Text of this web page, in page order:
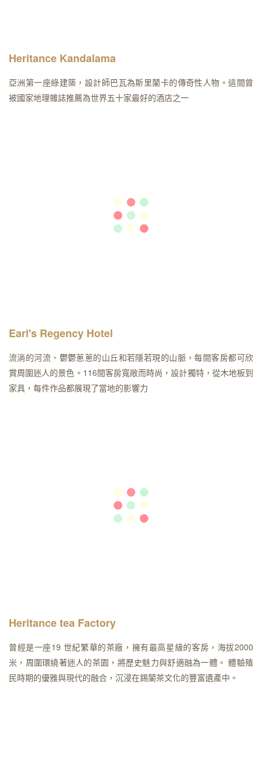
Heritance Kandalama
亞洲第一座綠建築，設計師巴瓦為斯里蘭卡的傳奇性人物。這間曾
被國家地理雜誌推薦為世界五十家最好的酒店之一
Earl's Regency Hotel
流淌的河流、鬱鬱蔥蔥的山丘和若隱若現的山脈，每間客房都可欣
賞周圍迷人的景色。116間客房寬敞而時尚，設計獨特，從木地板到
家具，每件作品都展現了當地的影響力
Heritance tea Factory
曾經是一座19 世紀繁華的茶廠，擁有最高星級的客房，海拔2000
米，周圍環繞著迷人的茶園，將歷史魅力與舒適融為一體。 體驗殖
民時期的優雅與現代的融合，沉浸在錫蘭茶文化的豐富遺產中。